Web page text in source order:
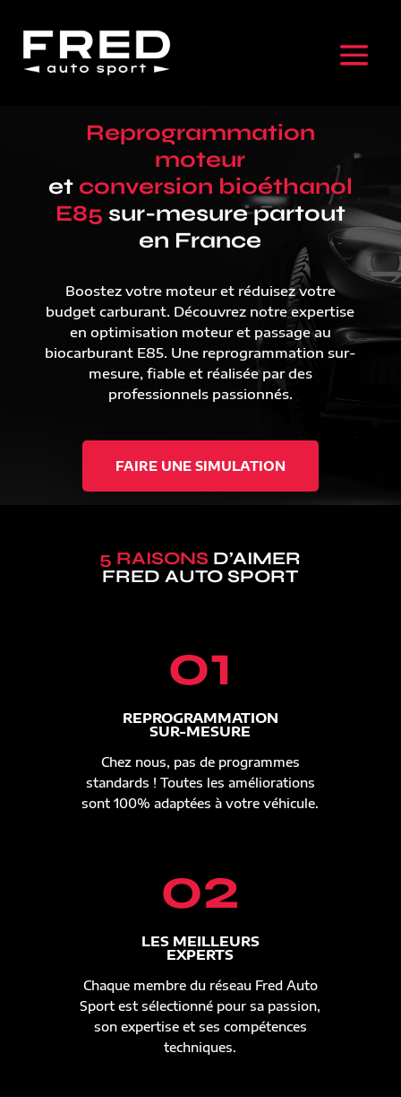
Reprogrammation
moteur
et conversion bioéthanol
E85 sur-mesure partout
en France
Boostez votre moteur et réduisez votre
budget carburant. Découvrez notre expertise
en optimisation moteur et passage au
biocarburant E85. Une reprogrammation sur-
mesure, fiable et réalisée par des
professionnels passionnés.
FAIRE UNE SIMULATION
5 RAISONS D’AIMER
FRED AUTO SPORT
01
REPROGRAMMATION
SUR-MESURE
Chez nous, pas de programmes
standards ! Toutes les améliorations
sont 100% adaptées à votre véhicule.
02
LES MEILLEURS
EXPERTS
Chaque membre du réseau Fred Auto
Sport est sélectionné pour sa passion,
son expertise et ses compétences
techniques.